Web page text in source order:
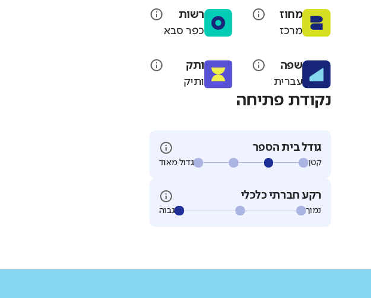
מחוז
מרכז
רשות
כפר סבא
שפה
עברית
ותק
ותיק
נקודת פתיחה
גודל בית הספר
גדול מאוד קטן
רקע חברתי כלכלי
גבוה נמוך